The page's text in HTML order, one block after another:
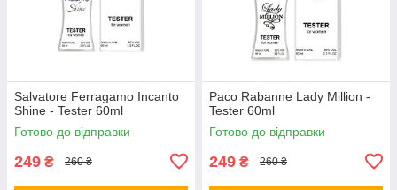
Salvatore Ferragamo Incanto
Shine - Tester 60ml
Готово до відправки
249 ₴ 260 ₴
Paco Rabanne Lady Million -
Tester 60ml
Готово до відправки
249 ₴ 260 ₴